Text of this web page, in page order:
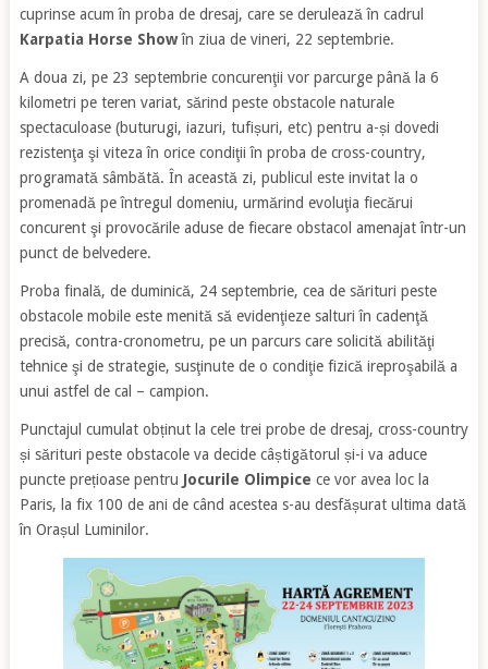
cuprinse acum în proba de dresaj, care se derulează în cadrul
Karpatia Horse Showîn ziua de vineri, 22 septembrie.
A doua zi, pe 23 septembrie concurenţii vor parcurge până la 6
kilometri pe teren variat, sărind peste obstacole naturale
spectaculoase (buturugi, iazuri, tufișuri, etc) pentru a-și dovedi
rezistenţa şi viteza în orice condiţii în proba de cross-country,
programată sâmbătă. În această zi, publicul este invitat la o
promenadă pe întregul domeniu, urmărind evoluţia fiecărui
concurent şi provocările aduse de fiecare obstacol amenajat într-un
punct de belvedere.
Proba finală, de duminică, 24 septembrie, cea de sărituri peste
obstacole mobile este menită să evidenţieze salturi în cadenţă
precisă, contra-cronometru, pe un parcurs care solicită abilităţi
tehnice şi de strategie, susţinute de o condiţie fizică ireproşabilă a
unui astfel de cal – campion.
Punctajul cumulat obținut la cele trei probe de dresaj, cross-country
și sărituri peste obstacole va decide câștigătorul și-i va aduce
puncte prețioase pentru Jocurile Olimpice ce vor avea loc la
Paris, la fix 100 de ani de când acestea s-au desfășurat ultima dată
în Orașul Luminilor.